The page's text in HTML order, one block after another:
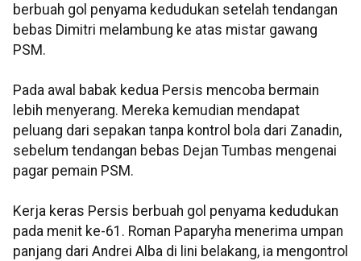
berbuah gol penyama kedudukan setelah tendangan
bebas Dimitri melambung ke atas mistar gawang
PSM.
Pada awal babak kedua Persis mencoba bermain
lebih menyerang. Mereka kemudian mendapat
peluang dari sepakan tanpa kontrol bola dari Zanadin,
sebelum tendangan bebas Dejan Tumbas mengenai
pagar pemain PSM.
Kerja keras Persis berbuah gol penyama kedudukan
pada menit ke-61. Roman Paparyha menerima umpan
panjang dari Andrei Alba di lini belakang, ia mengontrol